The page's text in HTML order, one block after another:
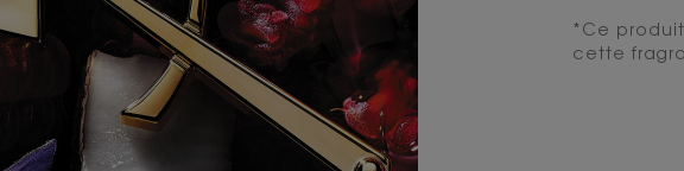
*Ce
cette